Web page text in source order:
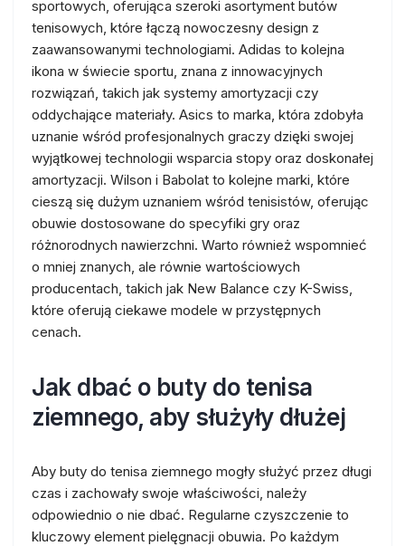
sportowych, oferująca szeroki asortyment butów
tenisowych, które łączą nowoczesny design z
zaawansowanymi technologiami. Adidas to kolejna
ikona w świecie sportu, znana z innowacyjnych
rozwiązań, takich jak systemy amortyzacji czy
oddychające materiały. Asics to marka, która zdobyła
uznanie wśród profesjonalnych graczy dzięki swojej
wyjątkowej technologii wsparcia stopy oraz doskonałej
amortyzacji. Wilson i Babolat to kolejne marki, które
cieszą się dużym uznaniem wśród tenisistów, oferując
obuwie dostosowane do specyfiki gry oraz
różnorodnych nawierzchni. Warto również wspomnieć
o mniej znanych, ale równie wartościowych
producentach, takich jak New Balance czy K-Swiss,
które oferują ciekawe modele w przystępnych
cenach.
Jak dbać o buty do tenisa
ziemnego, aby służyły dłużej
Aby buty do tenisa ziemnego mogły służyć przez długi
czas i zachowały swoje właściwości, należy
odpowiednio o nie dbać. Regularne czyszczenie to
kluczowy element pielęgnacji obuwia. Po każdym